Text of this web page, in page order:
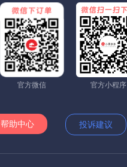
官方微信 官方小程序
帮助中心 投诉建议